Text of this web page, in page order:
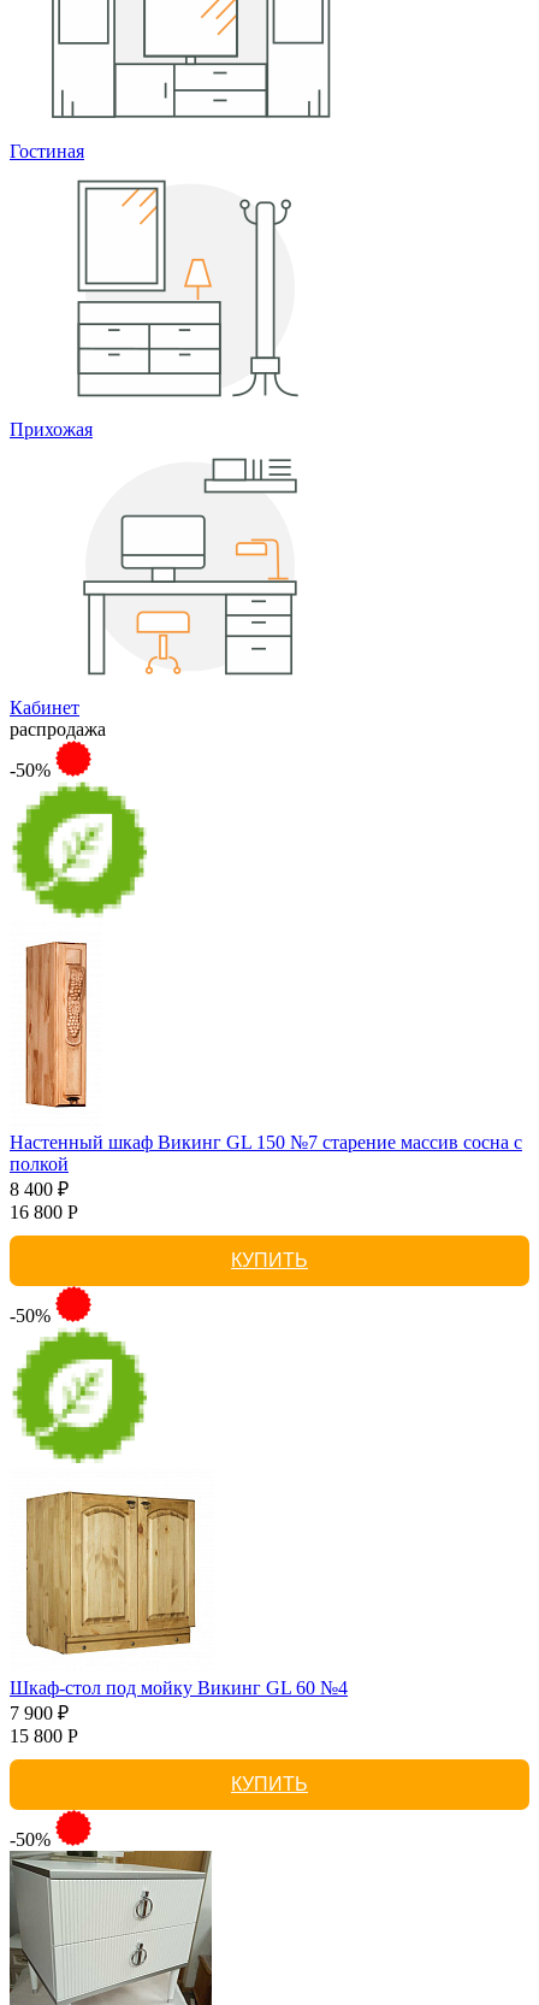
Гостиная
Прихожая
Кабинет
распродажа
-50%
Настенный шкаф Викинг GL 150 №7 старение массив сосна с
полкой
8 400 ₽
16 800 Р
КУПИТЬ
-50%
Шкаф-стол под мойку Викинг GL 60 №4
7 900 ₽
15 800 Р
КУПИТЬ
-50%